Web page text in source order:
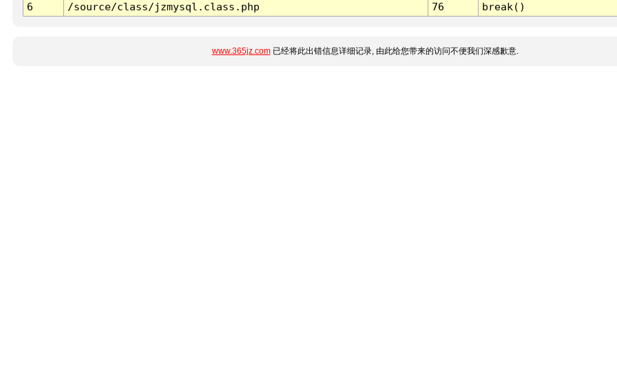
6
/source/class/jzmysql.class.php 76 break()
www.365jz.com已经将此出错信息详细记录, 由此给您带来的访问不便我们深感歉意.